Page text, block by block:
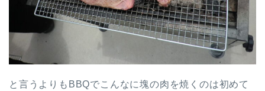
と言うよりもBBQでこんなに塊の肉を焼くのは初めて